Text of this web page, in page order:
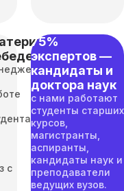
с
75%
экспертов —
кандидаты и
доктора наук
с нами работают
студенты старших
курсов,
магистранты,
аспиранты,
кандидаты наук и
преподаватели
ведущих вузов.